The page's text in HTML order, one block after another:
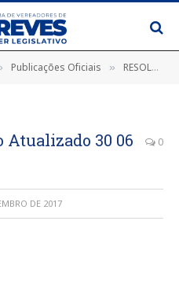
Publicações Oficiais » RESOLUÇÕES 1990
30 06
0
DE 2017